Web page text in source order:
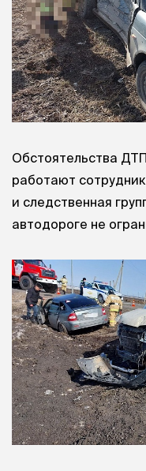
Обстоятельства
работают
и следственная
автодороге не